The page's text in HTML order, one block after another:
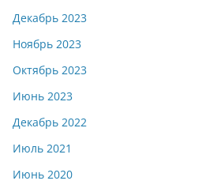
Декабрь 2023
Ноябрь 2023
Октябрь 2023
Июнь 2023
Декабрь 2022
Июль 2021
Июнь 2020